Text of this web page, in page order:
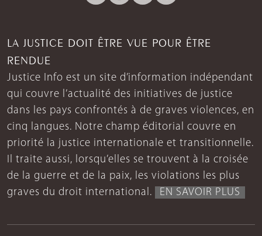
LA JUSTICE DOIT ÊTRE VUE POUR ÊTRE
RENDUE
Justice Info est un site d’information indépendant
qui couvre l’actualité des initiatives de justice
dans les pays confrontés à de graves violences, en
cinq langues. Notre champ éditorial couvre en
priorité la justice internationale et transitionnelle.
Il traite aussi, lorsqu’elles se trouvent à la croisée
de la guerre et de la paix, les violations les plus
graves du droit international.
EN SAVOIR PLUS